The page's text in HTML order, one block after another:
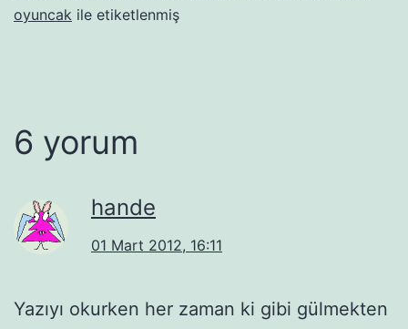
oyuncak ile etiketlenmiş
6 yorum
hande
01 Mart 2012, 16:11
Yazıyı okurken her zaman ki gibi gülmekten